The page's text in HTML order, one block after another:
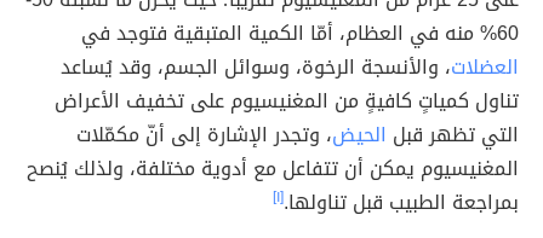
60% منه في العظام، أمّا الكمية المتبقية فتوجد في
العضلات، والأنسجة الرخوة، وسوائل الجسم، وقد يُساعد
تناول كمياتٍ كافيةٍ من المغنيسيوم على تخفيف الأعراض
التي تظهر قبل الحيض، وتجدر الإشارة إلى أنّ مكمّلات
المغنيسيوم يمكن أن تتفاعل مع أدوية مختلفة، ولذلك يُنصح
بمراجعة الطبيب قبل تناولها.[١]